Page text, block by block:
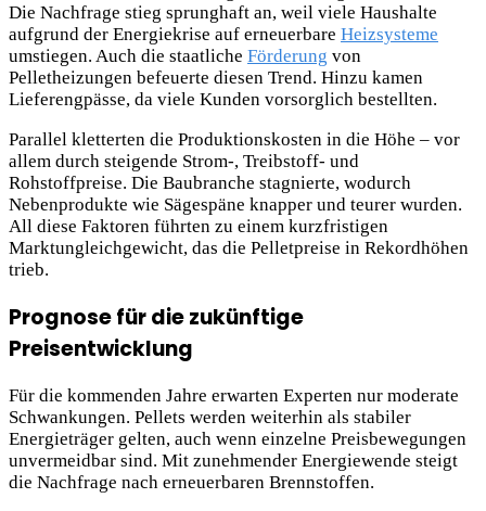
Die Nachfrage stieg sprunghaft an, weil viele Haushalte
aufgrund der Energiekrise auf erneuerbare Heizsysteme
umstiegen. Auch die staatliche Förderung von
Pelletheizungen befeuerte diesen Trend. Hinzu kamen
Lieferengpässe, da viele Kunden vorsorglich bestellten.
Parallel kletterten die Produktionskosten in die Höhe – vor
allem durch steigende Strom-, Treibstoff- und
Rohstoffpreise. Die Baubranche stagnierte, wodurch
Nebenprodukte wie Sägespäne knapper und teurer wurden.
All diese Faktoren führten zu einem kurzfristigen
Marktungleichgewicht, das die Pelletpreise in Rekordhöhen
trieb.
Prognose für die zukünftige
Preisentwicklung
Für die kommenden Jahre erwarten Experten nur moderate
Schwankungen. Pellets werden weiterhin als stabiler
Energieträger gelten, auch wenn einzelne Preisbewegungen
unvermeidbar sind. Mit zunehmender Energiewende steigt
die Nachfrage nach erneuerbaren Brennstoffen.